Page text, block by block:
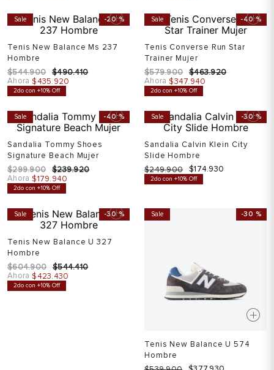
Sale -20 %
Tenis New Balance Ms 237
Hombre
$544.900 $490.410
Ahora $435.920
2do con +10% Off
Sale -40 %
Tenis Converse Run Star
Trainer Mujer
$579.900 $463.920
Ahora $347.940
2do con +10% Off
Sale -40 %
Sandalia Tommy Shoes
Signature Beach Mujer
$299.900 $239.920
Ahora $179.940
2do con +10% Off
Sale -30 %
Sandalia Calvin Klein City
Slide Hombre
$249.900 $174.930
2do con +10% Off
Sale -30 %
Tenis New Balance U 327
Hombre
$604.900 $544.410
Ahora $423.430
2do con +10% Off
Sale -30 %
Tenis New Balance U 574
Hombre